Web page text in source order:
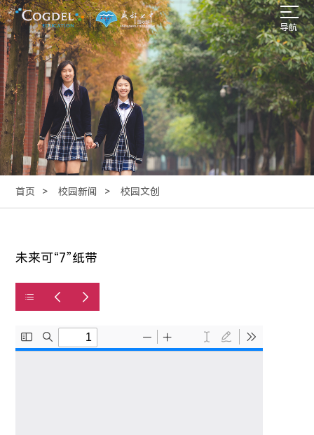
导航
首页 校园新闻 校园文创
未来可“7”纸带
校园文创 封面图
鹰小七 设计稿及作者